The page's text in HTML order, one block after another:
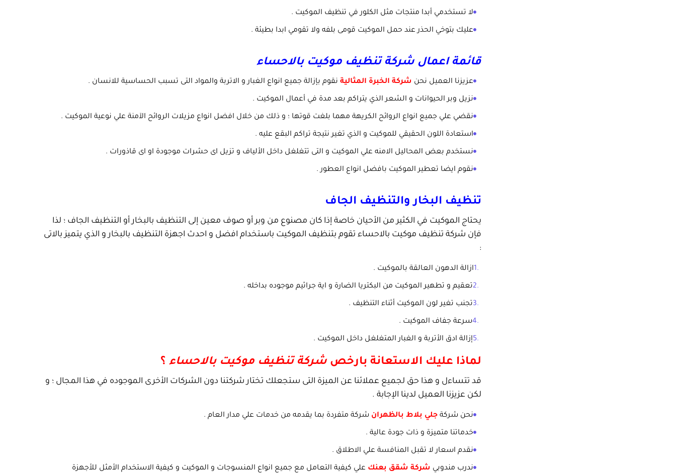
لا تستخدمي أبدا منتجات مثل الكلور في تنظيف الموكيت .
عليك بتوخي الحذر عند حمل الموكيت قومى بلفه ولا تقومي ابدا بطيئة .
قائمة اعمال شركة تنظيف موكيت بالاحساء
عزيزنا العميل نحن شركة الخبرة المثالية نقوم بإزالة جميع انواع الغبار و الاتربة والمواد التى تسبب الحساسية للانسان .
نزيل وبر الحيوانات و الشعر الذي يتراكم بعد مدة في أعمال الموكيت .
نقضي علي جميع انواع الروائح الكريهة مهما بلغت قوتها ؛ و ذلك من خلال افضل انواع مزيلات الروائح الآمنة علي نوعية الموكيت .
استعادة اللون الحقيقي للموكيت و الذي تغير نتيجة تراكم البقع عليه .
نستخدم بعض المحاليل الامنه علي الموكيت و التى تتغلغل داخل الألياف و تزيل اى حشرات موجودة او اى قاذورات .
نقوم ايضا تعطير الموكيت بافضل انواع العطور .
تنظيف البخار والتنظيف الجاف
يحتاج الموكيت في الكثير من الأحيان خاصة إذا كان مصنوع من وبر أو صوف معين إلى التنظيف بالبخار أو التنظيف الجاف ؛ لذا
فإن شركة تنظيف موكيت بالاحساء تقوم بتنظيف الموكيت باستخدام افضل و احدث اجهزة التنظيف بالبخار و الذي يتميز بالاتى
:
ازالة الدهون العالقة بالموكيت .
تعقيم و تطهير الموكيت من البكتريا الضارة و اية جراثيم موجوده بداخله .
تجنب تغير لون الموكيت أثناء التنظيف .
سرعة جفاف الموكيت .
إزالة ادق الأتربة و الغبار المتغلغل داخل الموكيت .
لماذا عليك الاستعانة بارخص شركة تنظيف موكيت بالاحساء ؟
قد تتساءل و هذا حق لجميع عملائنا عن الميزة التى ستجعلك تختار شركتنا دون الشركات الأخرى الموجوده في هذا المجال ؛ و
لكن عزيزنا العميل لدينا الإجابة .
نحن شركة جلي بلاط بالظهران شركة متفردة بما يقدمه من خدمات علي مدار العام .
خدماتنا متميزة و ذات جودة عالية .
نقدم اسعار لا تقبل المنافسة علي الاطلاق .
ندرب مندوبي شركة شقق بعنك علي كيفية التعامل مع جميع انواع المنسوجات و الموكيت و كيفية الاستخدام الأمثل للأجهزة